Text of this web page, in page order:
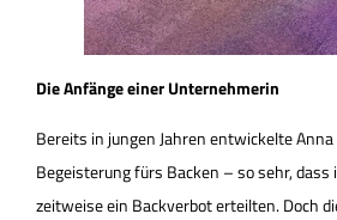
Die Anfänge einer Unternehmerin
Bereits in jungen Jahren entwickelte
Begeisterung fürs Backen – so sehr,
zeitweise ein Backverbot erteilten. Doch